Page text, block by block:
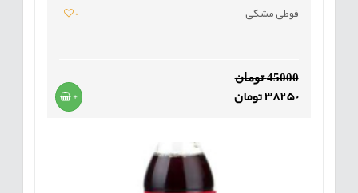
قوطی مشکی 0
45000 تومان
38250 تومان +